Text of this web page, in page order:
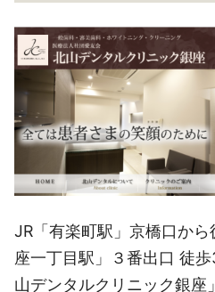
JR「有楽町駅」京橋口か
座一丁目駅」３番出口 徒
山デンタルクリニック銀座